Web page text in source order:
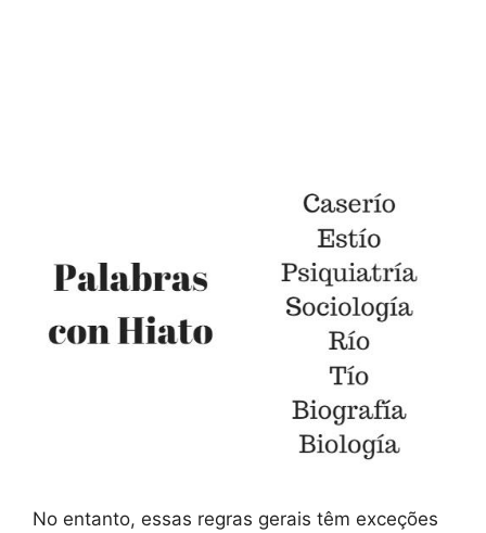
No entanto, essas regras gerais têm exceções